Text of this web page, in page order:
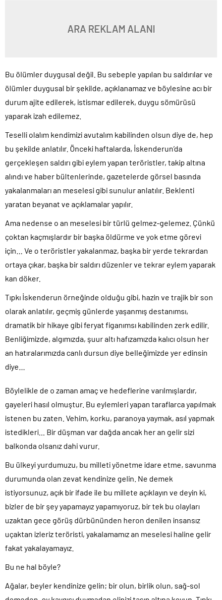
ARA REKLAM ALANI
Bu ölümler duygusal değil. Bu sebeple yapılan bu saldırılar ve
ölümler duygusal bir şekilde, açıklanamaz ve böylesine acı bir
durum ajite edilerek, istismar edilerek, duygu sömürüsü
yaparak izah edilemez.
Teselli olalım kendimizi avutalım kabilinden olsun diye de, hep
bu şekilde anlatılır. Önceki haftalarda, İskenderun’da
gerçekleşen saldırı gibi eylem yapan teröristler, takip altına
alındı ve haber bültenlerinde, gazetelerde görsel basında
yakalanmaları an meselesi gibi sunulur anlatılır. Beklenti
yaratan beyanat ve açıklamalar yapılır.
Ama nedense o an meselesi bir türlü gelmez-gelemez. Çünkü
çoktan kaçmışlardır bir başka öldürme ve yok etme görevi
için… Ve o teröristler yakalanmaz, başka bir yerde tekrardan
ortaya çıkar, başka bir saldırı düzenler ve tekrar eylem yaparak
kan döker.
Tıpkı İskenderun örneğinde olduğu gibi, hazin ve trajik bir son
olarak anlatılır, geçmiş günlerde yaşanmış destanımsı,
dramatik bir hikaye gibi feryat figanımsı kabilinden zerk edilir.
Benliğimizde, algımızda, şuur altı hafızamızda kalıcı olsun her
an hatıralarımızda canlı dursun diye belleğimizde yer edinsin
diye…
Böylelikle de o zaman amaç ve hedeflerine varılmışlardır,
gayeleri hasıl olmuştur. Bu eylemleri yapan taraflarca yapılmak
istenen bu zaten. Vehim, korku, paranoya yaymak, asıl yapmak
istedikleri… Bir düşman var dağda ancak her an gelir sizi
balkonda olsanız dahi vurur.
Bu ülkeyi yurdumuzu, bu milleti yönetme idare etme, savunma
durumunda olan zevat kendinize gelin. Ne demek
istiyorsunuz, açık bir ifade ile bu millete açıklayın ve deyin ki,
bizler de bir şey yapamayız yapamıyoruz, bir tek bu olayları
uzaktan gece görüş dürbününden heron denilen insansız
uçaktan izleriz teröristi, yakalamamız an meselesi haline gelir
fakat yakalayamayız.
Bu ne hal böyle?
Ağalar, beyler kendinize gelin; bir olun, birlik olun, sağ-sol